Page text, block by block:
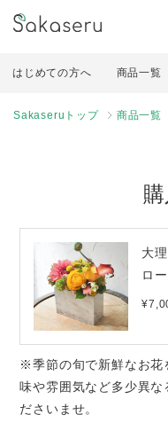
はじめての方へ 商品一覧
Sakaseruトップ 商品一覧
大
ロ
※季節の旬で新鮮なお花
味や雰囲気など多少異な
ださいませ。